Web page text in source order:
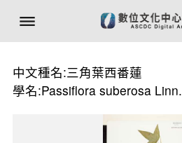
中文種名:三角葉西番蓮
學名:Passiflora suberosa Linn.